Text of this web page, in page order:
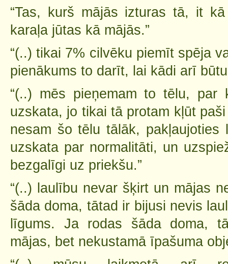
“Tas, kurš mājās izturas tā, it
karaļa jūtas kā mājās.”
“(..) tikai 7% cilvēku piemīt spēja
pienākums to darīt, lai kādi arī
“(..) mēs pieņemam to tēlu, par
uzskata, jo tikai tā protam kļūt
nesam šo tēlu tālāk, pakļaujoties
uzskata par normalitāti, un
bezgalīgi uz priekšu.”
“(..) laulību nevar šķirt un mājas
šāda doma, tātad ir bijusi nevis
līgums. Ja rodas šāda doma,
mājas, bet nekustamā īpašuma